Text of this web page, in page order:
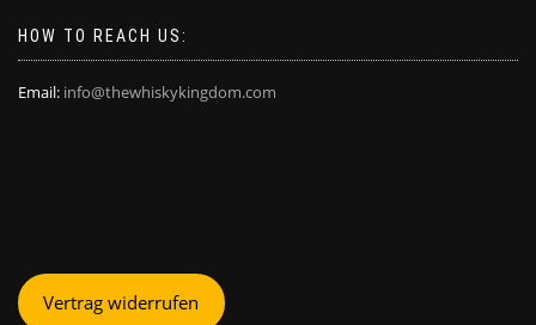
HOW TO REACH US:
Email: info@thewhiskykingdom.com
Vertrag widerrufen